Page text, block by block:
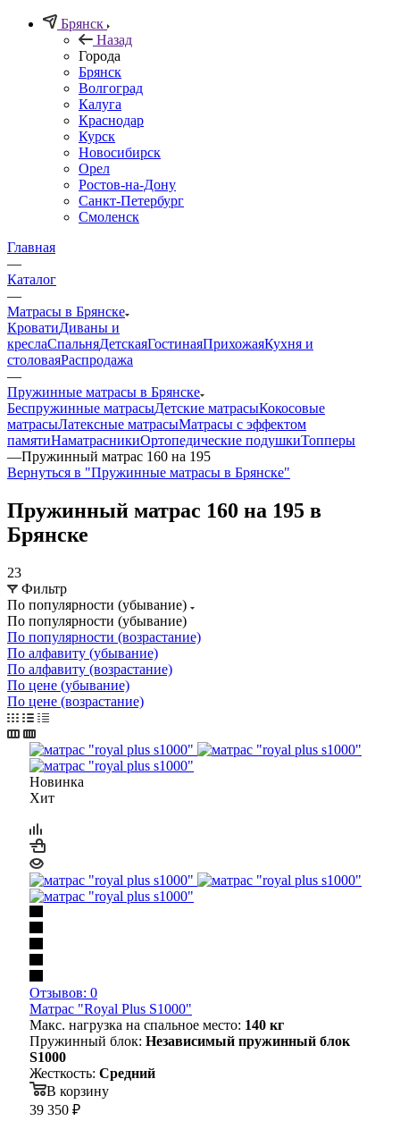
Брянск
Назад
Города
Брянск
Волгоград
Калуга
Краснодар
Курск
Новосибирск
Орел
Ростов-на-Дону
Санкт-Петербург
Смоленск
Главная
—
Каталог
—
Матрасы в Брянске
КроватиДиваны и
креслаСпальняДетскаяГостинаяПрихожаяКухня и
столоваяРаспродажа
—
Пружинные матрасы в Брянске
Беспружинные матрасыДетские матрасыКокосовые
матрасыЛатексные матрасыМатрасы с эффектом
памятиНаматрасникиОртопедические подушкиТопперы
—Пружинный матрас 160 на 195
Вернуться в "Пружинные матрасы в Брянске"
Пружинный матрас 160 на 195 в
Брянске
23
Фильтр
По популярности (убывание)
По популярности (убывание)
По популярности (возрастание)
По алфавиту (убывание)
По алфавиту (возрастание)
По цене (убывание)
По цене (возрастание)
Новинка
Хит
Отзывов: 0
Матрас "Royal Plus S1000"
Макс. нагрузка на спальное место: 140 кг
Пружинный блок: Независимый пружинный блок
S1000
Жесткость: Средний
В корзину
39 350 ₽